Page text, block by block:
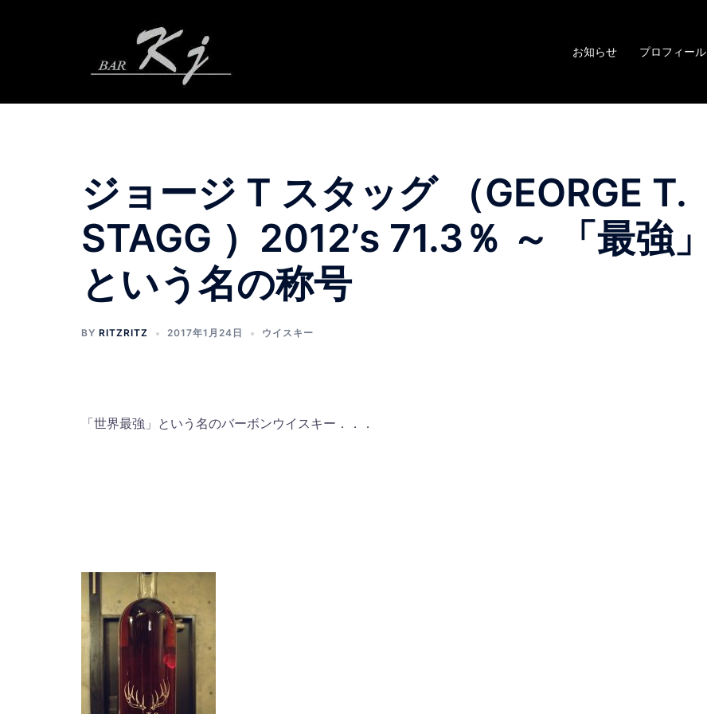
お知らせ プロフィール
ジョージ T スタッグ （GEORGE T.
STAGG ）2012’s 71.3％ ～ 「最強」
という名の称号
BY RITZRITZ 2017年1月24日 ウイスキー
「世界最強」という名のバーボンウイスキー．．．